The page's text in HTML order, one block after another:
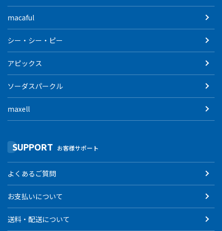
macaful
シー・シー・ピー
アピックス
ソーダスパークル
maxell
SUPPORT お客様サポート
よくあるご質問
お支払いについて
送料・配送について